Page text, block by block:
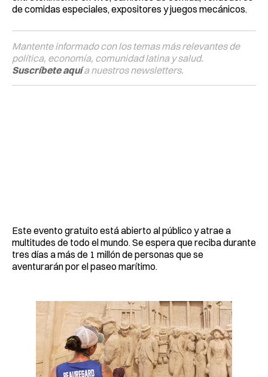
de comidas especiales, expositores y juegos mecánicos.
Mantente informado con los temas más relevantes de
política, economía, comunidad latina y salud.
Suscríbete aquía nuestros newsletters.
Este evento gratuito está abierto al público y atrae a
multitudes de todo el mundo. Se espera que reciba durante
tres días a más de 1 millón de personas que se
aventurarán por el paseo marítimo.